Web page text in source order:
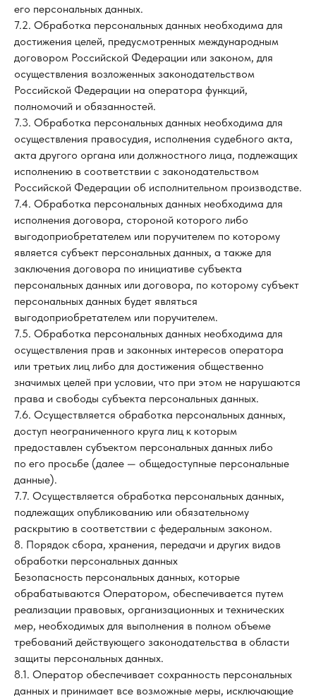
его персональных данных.
7.2. Обработка персональных данных необходима для
достижения целей, предусмотренных международным
договором Российской Федерации или законом, для
осуществления возложенных законодательством
Российской Федерации на оператора функций,
полномочий и обязанностей.
7.3. Обработка персональных данных необходима для
осуществления правосудия, исполнения судебного акта,
акта другого органа или должностного лица, подлежащих
исполнению в соответствии с законодательством
Российской Федерации об исполнительном производстве.
7.4. Обработка персональных данных необходима для
исполнения договора, стороной которого либо
выгодоприобретателем или поручителем по которому
является субъект персональных данных, а также для
заключения договора по инициативе субъекта
персональных данных или договора, по которому субъект
персональных данных будет являться
выгодоприобретателем или поручителем.
7.5. Обработка персональных данных необходима для
осуществления прав и законных интересов оператора
или третьих лиц либо для достижения общественно
значимых целей при условии, что при этом не нарушаются
права и свободы субъекта персональных данных.
7.6. Осуществляется обработка персональных данных,
доступ неограниченного круга лиц к которым
предоставлен субъектом персональных данных либо
по его просьбе (далее — общедоступные персональные
данные).
7.7. Осуществляется обработка персональных данных,
подлежащих опубликованию или обязательному
раскрытию в соответствии с федеральным законом.
8. Порядок сбора, хранения, передачи и других видов
обработки персональных данных
Безопасность персональных данных, которые
обрабатываются Оператором, обеспечивается путем
реализации правовых, организационных и технических
мер, необходимых для выполнения в полном объеме
требований действующего законодательства в области
защиты персональных данных.
8.1. Оператор обеспечивает сохранность персональных
данных и принимает все возможные меры, исключающие